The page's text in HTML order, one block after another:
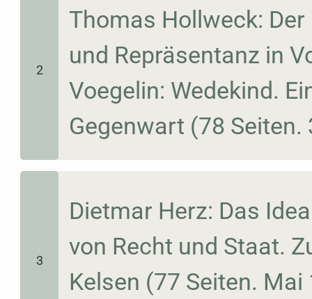
2
Thomas Hollweck:
und Repräsentanz in
Voegelin: Wedekind.
Gegenwart (78
3
Dietmar Herz: Das
von Recht und Staat.
Kelsen (77 Seiten.